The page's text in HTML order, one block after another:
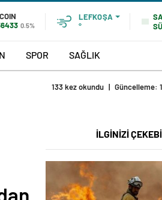
0.5%
LEFKOŞA
°
SPOR SAĞLIK
133 kez okundu | Güncelleme:
İLGİNİZİ